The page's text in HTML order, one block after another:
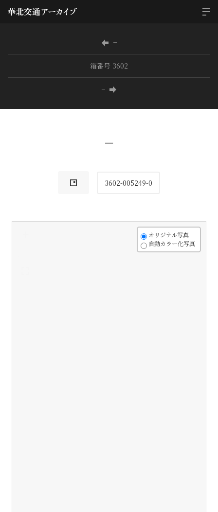
−
箱番号 3602
−
−
3602-005249-0
オリジナル写真
自動カラー化写真